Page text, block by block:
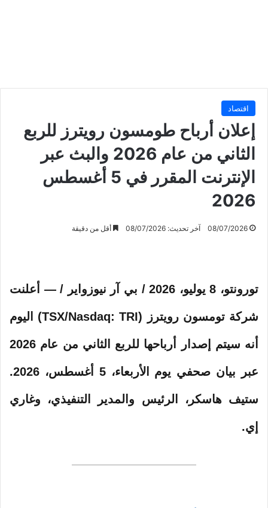
اقتصاد
إعلان أرباح طومسون رويترز للربع
الثاني من عام 2026 والبث عبر
الإنترنت المقرر في 5 أغسطس
2026
08/07/2026 آخر تحديث: 08/07/2026 أقل من دقيقة
تورونتو، 8 يوليو، 2026 / بي آر نيوزواير / — أعلنت
شركة تومسون رويترز (TSX/Nasdaq: TRI) اليوم
أنه سيتم إصدار أرباحها للربع الثاني من عام 2026
عبر بيان صحفي يوم الأربعاء، 5 أغسطس، 2026.
ستيف هاسكر، الرئيس والمدير التنفيذي، وغاري
إي.